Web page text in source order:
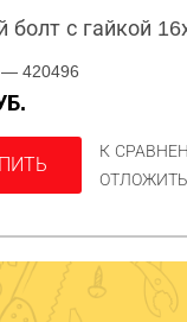
болт с гайкой
— 420496
К
ОТЛОЖИТЬ